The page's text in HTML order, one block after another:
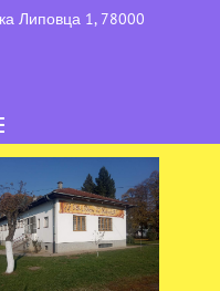
Липовца 1, 78000